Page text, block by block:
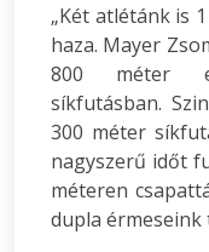
„Két atlétánk is
haza. Mayer
800 méter
síkfutásban.
300 méter
nagyszerű időt
méteren
dupla